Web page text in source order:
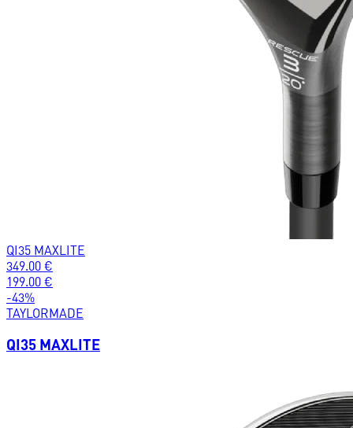
QI35 MAXLITE
349.00 €
199.00 €
-43%
TAYLORMADE
QI35 MAXLITE